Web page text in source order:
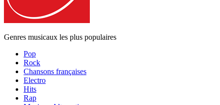
Genres musicaux les plus populaires
Pop
Rock
Chansons françaises
Electro
Hits
Rap